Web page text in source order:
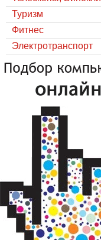
Туризм
Фитнес
Электротранспорт